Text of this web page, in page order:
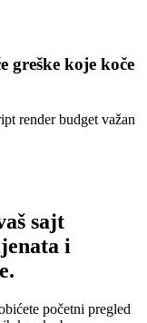
greške koje koče
render budget važan
sajt
i
početni pregled